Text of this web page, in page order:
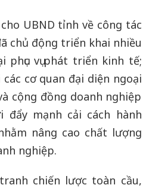
UBND tỉnh về công tác
chủ động triển khai nhiều
vụ phát triển kinh tế;
cơ quan đại diện ngoại
cộng đồng doanh nghiệp
đẩy mạnh cải cách hành
nâng cao chất lượng
nghiệp.
chiến lược toàn cầu,